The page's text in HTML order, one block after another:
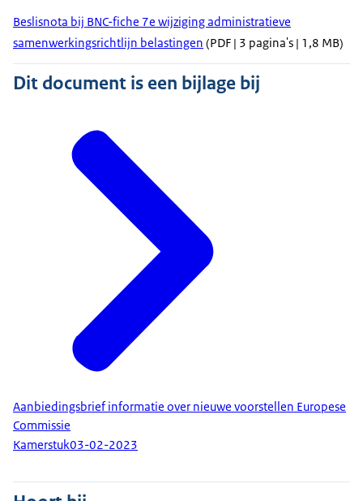
Beslisnota bij BNC-fiche 7e wijziging administratieve
samenwerkingsrichtlijn belastingen (PDF | 3 pagina's | 1,8 MB)
Dit document is een bijlage bij
Aanbiedingsbrief informatie over nieuwe voorstellen Europese
Commissie
Kamerstuk03-02-2023